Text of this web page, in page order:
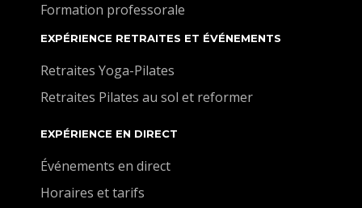
Formation professorale
EXPÉRIENCE RETRAITES ET ÉVÉNEMENTS
Retraites Yoga-Pilates
Retraites Pilates au sol et reformer
EXPÉRIENCE EN DIRECT
Événements en direct
Horaires et tarifs